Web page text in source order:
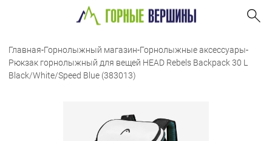
Главная-Горнолыжный магазин-Горнолыжные аксессуары-
Рюкзак горнолыжный для вещей HEAD Rebels Backpack 30 L
Black/White/Speed Blue (383013)